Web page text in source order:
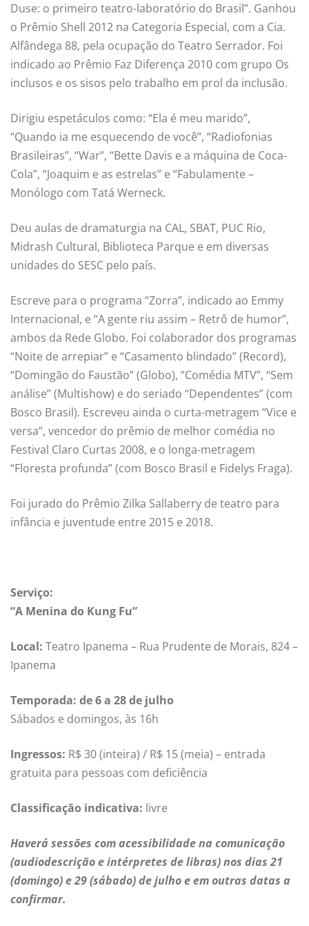
Duse: o primeiro teatro-laboratório do Brasil”. Ganhou
o Prêmio Shell 2012 na Categoria Especial, com a Cia.
Alfândega 88, pela ocupação do Teatro Serrador. Foi
indicado ao Prêmio Faz Diferença 2010 com grupo Os
inclusos e os sisos pelo trabalho em prol da inclusão.
Dirigiu espetáculos como: “Ela é meu marido”,
“Quando ia me esquecendo de você”, “Radiofonias
Brasileiras”, “War”, “Bette Davis e a máquina de Coca-
Cola”, “Joaquim e as estrelas” e “Fabulamente –
Monólogo com Tatá Werneck.
Deu aulas de dramaturgia na CAL, SBAT, PUC Rio,
Midrash Cultural, Biblioteca Parque e em diversas
unidades do SESC pelo país.
Escreve para o programa “Zorra”, indicado ao Emmy
Internacional, e “A gente riu assim – Retrô de humor”,
ambos da Rede Globo. Foi colaborador dos programas
“Noite de arrepiar” e “Casamento blindado” (Record),
“Domingão do Faustão” (Globo), “Comédia MTV”, “Sem
análise” (Multishow) e do seriado “Dependentes” (com
Bosco Brasil). Escreveu ainda o curta-metragem “Vice e
versa”, vencedor do prêmio de melhor comédia no
Festival Claro Curtas 2008, e o longa-metragem
“Floresta profunda” (com Bosco Brasil e Fidelys Fraga).
Foi jurado do Prêmio Zilka Sallaberry de teatro para
infância e juventude entre 2015 e 2018.
Serviço:
“A Menina do Kung Fu”
Local: Teatro Ipanema – Rua Prudente de Morais, 824 –
Ipanema
Temporada: de 6 a 28 de julho
Sábados e domingos, às 16h
Ingressos: R$ 30 (inteira) / R$ 15 (meia) – entrada
gratuita para pessoas com deficiência
Classificação indicativa: livre
Haverá sessões com acessibilidade na comunicação
(audiodescrição e intérpretes de libras) nos dias 21
(domingo) e 29 (sábado) de julho e em outras datas a
confirmar.